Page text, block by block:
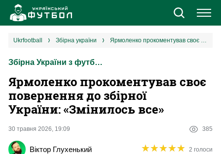
Новини
Збірна
Єврокубки
УПЛ
ukrfootball збірна україни Ярмоленко прокоментував своє повернення до збірної України: «Змінилось все»
Збірна України з футболу
Ярмоленко прокоментував своє
повернення до збірної
України: «Змінилось все»
30 травня 2026, 19:09 385
Віктор Глухенький ★★★★★
★★★★★ 2 голоси